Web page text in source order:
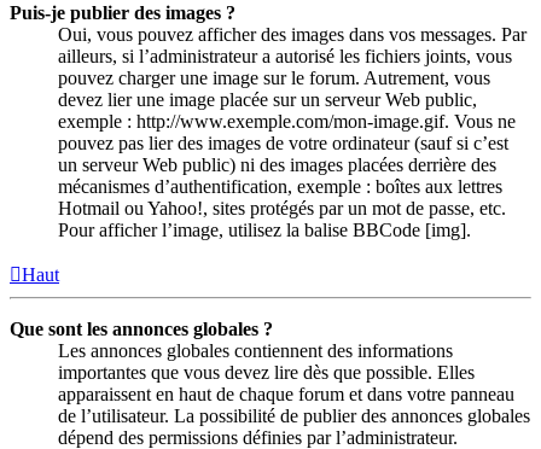
Puis-je publier des images ?
Oui, vous pouvez afficher des images dans vos messages. Par
ailleurs, si l’administrateur a autorisé les fichiers joints, vous
pouvez charger une image sur le forum. Autrement, vous
devez lier une image placée sur un serveur Web public,
exemple : http://www.exemple.com/mon-image.gif. Vous ne
pouvez pas lier des images de votre ordinateur (sauf si c’est
un serveur Web public) ni des images placées derrière des
mécanismes d’authentification, exemple : boîtes aux lettres
Hotmail ou Yahoo!, sites protégés par un mot de passe, etc.
Pour afficher l’image, utilisez la balise BBCode [img].
Haut
Que sont les annonces globales ?
Les annonces globales contiennent des informations
importantes que vous devez lire dès que possible. Elles
apparaissent en haut de chaque forum et dans votre panneau
de l’utilisateur. La possibilité de publier des annonces globales
dépend des permissions définies par l’administrateur.